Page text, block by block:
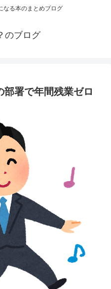
なる本のまとめブログ
のブログ
署で年間残業ゼロ